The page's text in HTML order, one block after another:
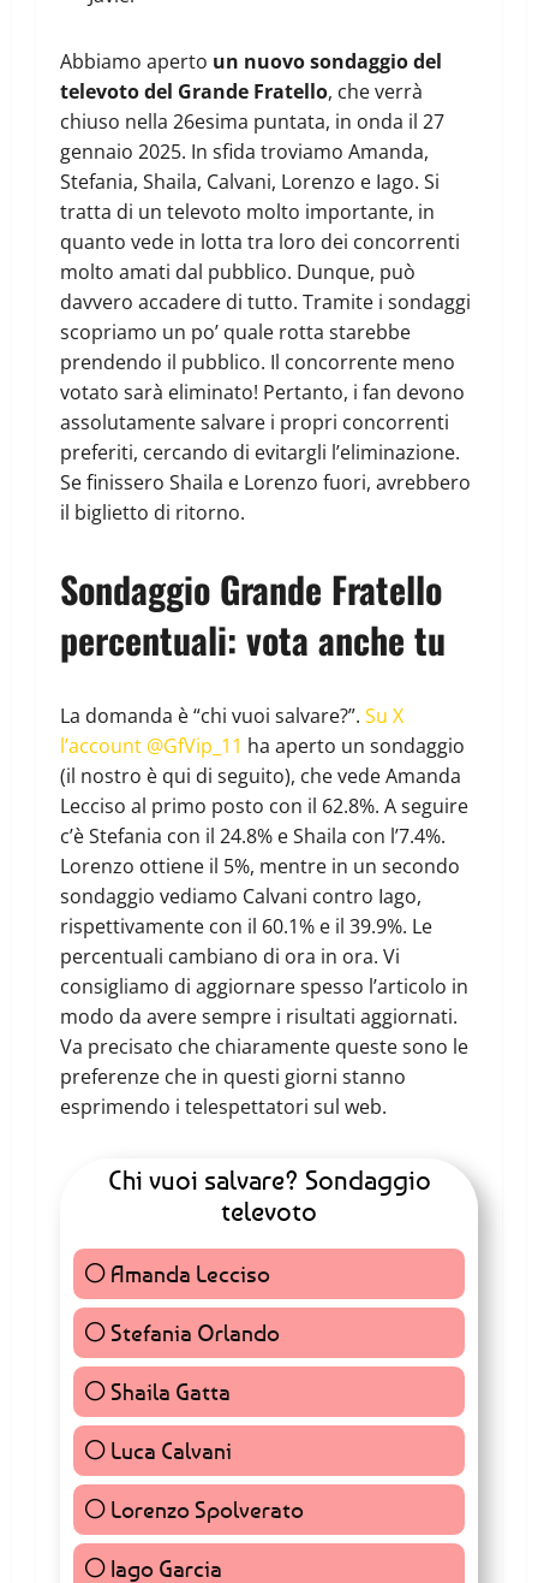
Abbiamo aperto un nuovo sondaggio del
televoto del Grande Fratello, che verrà
chiuso nella 26esima puntata, in onda il 27
gennaio 2025. In sfida troviamo Amanda,
Stefania, Shaila, Calvani, Lorenzo e Iago. Si
tratta di un televoto molto importante, in
quanto vede in lotta tra loro dei concorrenti
molto amati dal pubblico. Dunque, può
davvero accadere di tutto. Tramite i sondaggi
scopriamo un po’ quale rotta starebbe
prendendo il pubblico. Il concorrente meno
votato sarà eliminato! Pertanto, i fan devono
assolutamente salvare i propri concorrenti
preferiti, cercando di evitargli l’eliminazione.
Se finissero Shaila e Lorenzo fuori, avrebbero
il biglietto di ritorno.
Sondaggio Grande Fratello
percentuali: vota anche tu
La domanda è “chi vuoi salvare?”. Su X
l’account @GfVip_11 ha aperto un sondaggio
(il nostro è qui di seguito), che vede Amanda
Lecciso al primo posto con il 62.8%. A seguire
c’è Stefania con il 24.8% e Shaila con l’7.4%.
Lorenzo ottiene il 5%, mentre in un secondo
sondaggio vediamo Calvani contro Iago,
rispettivamente con il 60.1% e il 39.9%. Le
percentuali cambiano di ora in ora. Vi
consigliamo di aggiornare spesso l’articolo in
modo da avere sempre i risultati aggiornati.
Va precisato che chiaramente queste sono le
preferenze che in questi giorni stanno
esprimendo i telespettatori sul web.
Chi vuoi salvare? Sondaggio
televoto
Amanda Lecciso
Stefania Orlando
Shaila Gatta
Luca Calvani
Lorenzo Spolverato7406 ( 34.17 % )
Iago Garcia